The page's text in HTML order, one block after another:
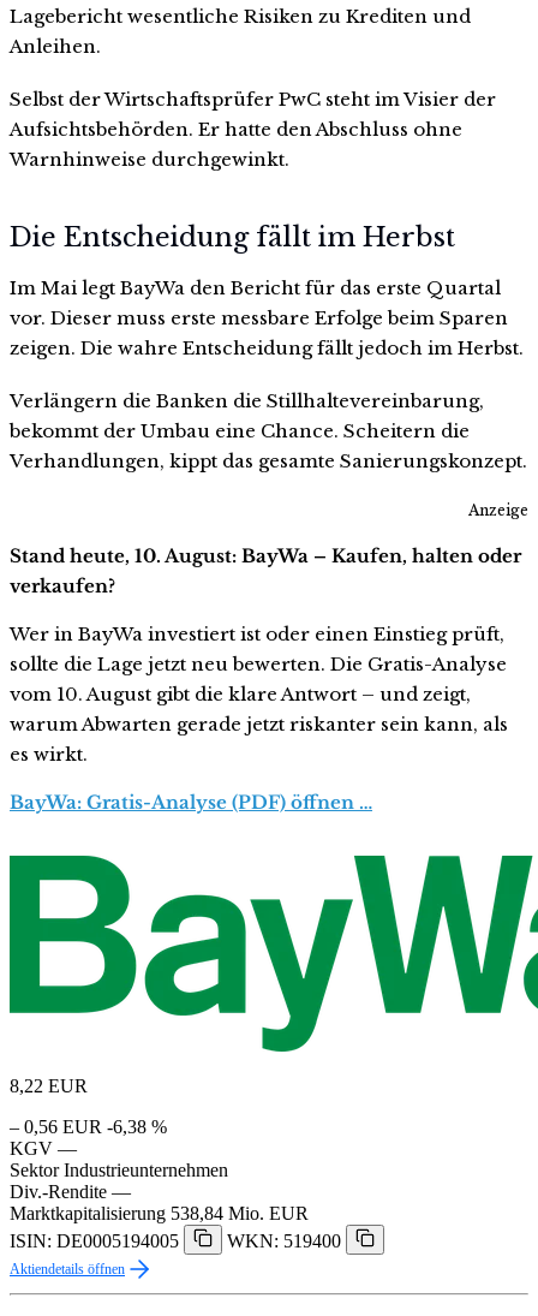
Lagebericht wesentliche Risiken zu Krediten und
Anleihen.
Selbst der Wirtschaftsprüfer PwC steht im Visier der
Aufsichtsbehörden. Er hatte den Abschluss ohne
Warnhinweise durchgewinkt.
Die Entscheidung fällt im Herbst
Im Mai legt BayWa den Bericht für das erste Quartal
vor. Dieser muss erste messbare Erfolge beim Sparen
zeigen. Die wahre Entscheidung fällt jedoch im Herbst.
Verlängern die Banken die Stillhaltevereinbarung,
bekommt der Umbau eine Chance. Scheitern die
Verhandlungen, kippt das gesamte Sanierungskonzept.
Anzeige
Stand heute, 10. August: BayWa – Kaufen, halten oder
verkaufen?
Wer in BayWa investiert ist oder einen Einstieg prüft,
sollte die Lage jetzt neu bewerten. Die Gratis-Analyse
vom 10. August gibt die klare Antwort – und zeigt,
warum Abwarten gerade jetzt riskanter sein kann, als
es wirkt.
BayWa: Gratis-Analyse (PDF) öffnen …
8,22 EUR
– 0,56 EUR -6,38 %
KGV —
Sektor Industrieunternehmen
Div.-Rendite —
Marktkapitalisierung 538,84 Mio. EUR
ISIN: DE0005194005
WKN: 519400
Aktiendetails öffnen